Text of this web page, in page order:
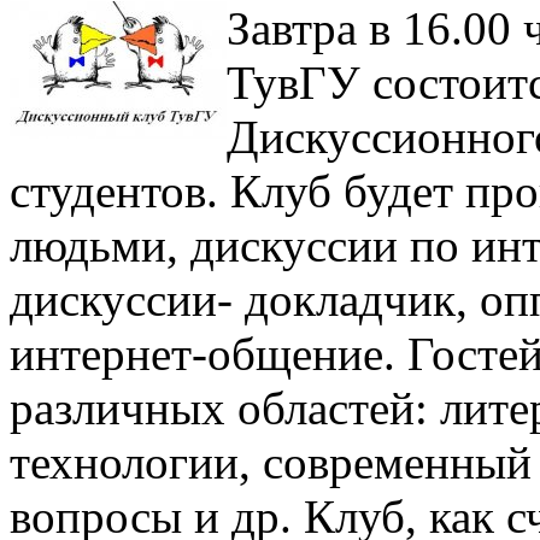
Завтра в 16.00
ТувГУ
студентов. Клуб будет
людьми, дискуссии по
дискуссии- докладчик,
интернет-общение.
различных областей:
технологии,
вопросы и др. Клуб, как